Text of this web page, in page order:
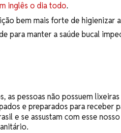
inglês o dia todo.
bem mais forte de higienizar
para manter a saúde bucal
as pessoas não possuem
e preparados para receber
e se assustam com esse